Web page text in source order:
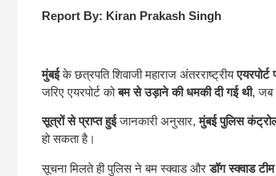
Report By: Kiran Prakash Singh
मुंबईके छत्रपति शिवाजी महाराज अंतरराष्ट्रीयएयरपोर्ट
जरिए एयरपोर्ट कोबम से उड़ाने की धमकी दी गई थी, जब
सूत्रों से प्राप्त हुईजानकारी अनुसार, मुंबई पुलिस
हो सकता है।
सूचना मिलते ही पुलिस ने बम स्क्वाड औरडॉग स्क्वाड टीम